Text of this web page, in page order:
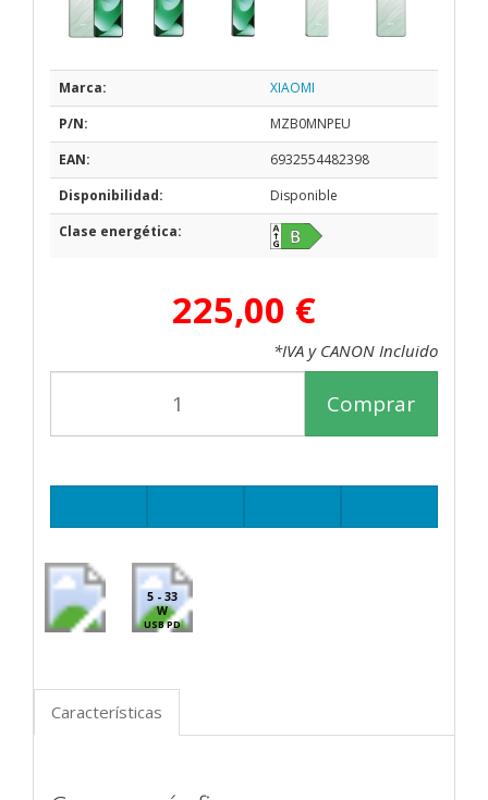
Marca:
XIAOMI
P/N:
MZB0MNPEU
EAN:
6932554482398
Disponibilidad:
Disponible
Clase energética:
225,00 €
*IVA y CANON Incluido
Comprar
5 - 33
W
USB PD
Características